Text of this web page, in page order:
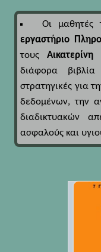
Οι
εργαστήριο
τους
διάφορα
στρατηγικές για
δεδομένων, την
διαδικτυακών
ασφαλούς και